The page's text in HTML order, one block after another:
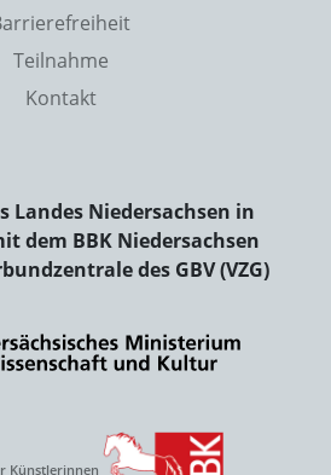
Teilnahme
Kontakt
Landes Niedersachsen in
dem BBK Niedersachsen
des GBV (VZG)
Künstlerinnen